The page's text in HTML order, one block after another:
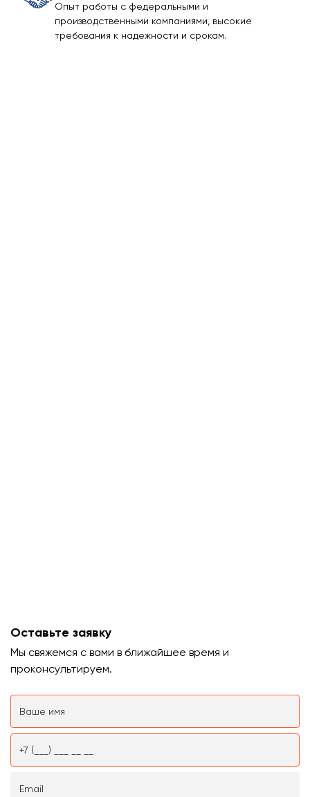
Опыт работы с федеральными и
производственными компаниями, высокие
требования к надежности и срокам.
Оставьте заявку
Мы свяжемся с вами в ближайшее время и
проконсультируем.